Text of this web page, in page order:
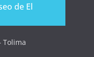
de El
Tolima